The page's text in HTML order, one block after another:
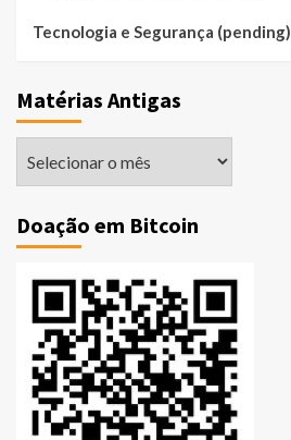
Tecnologia e Segurança (pending)
Matérias Antigas
Doação em Bitcoin